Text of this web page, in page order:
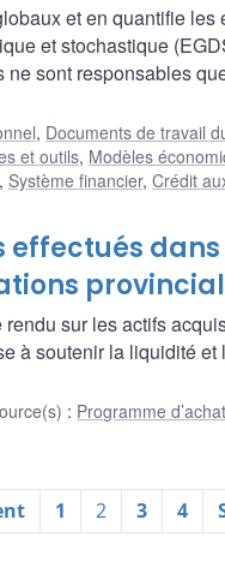
et en quantifie
et stochastique
sont responsables
, Documents de travail
et outils, Modèles
, Système financier, Crédit
sur les actifs
à soutenir la liquidité
: Programme
1 2 3 4